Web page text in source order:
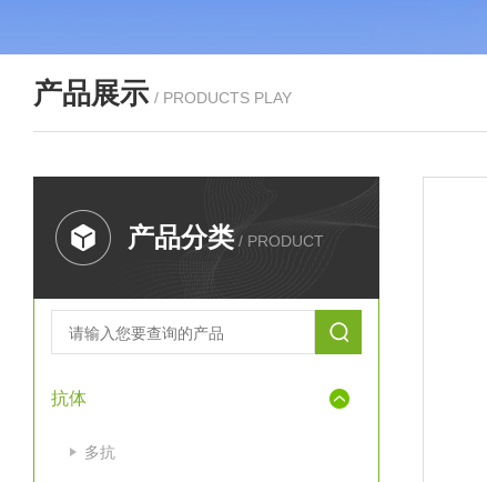
产品展示 / PRODUCTS PLAY
产品分类 / PRODUCT
抗体
多抗